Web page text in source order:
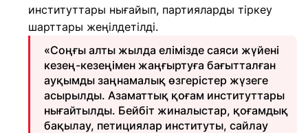
институттары нығайып, партияларды тіркеу
шарттары жеңілдетілді.
«Соңғы алты жылда елімізде саяси жүйені
кезең-кезеңімен жаңғыртуға бағытталған
ауқымды заңнамалық өзгерістер жүзеге
асырылды. Азаматтық қоғам институттары
нығайтылды. Бейбіт жиналыстар, қоғамдық
бақылау, петициялар институты, сайлау